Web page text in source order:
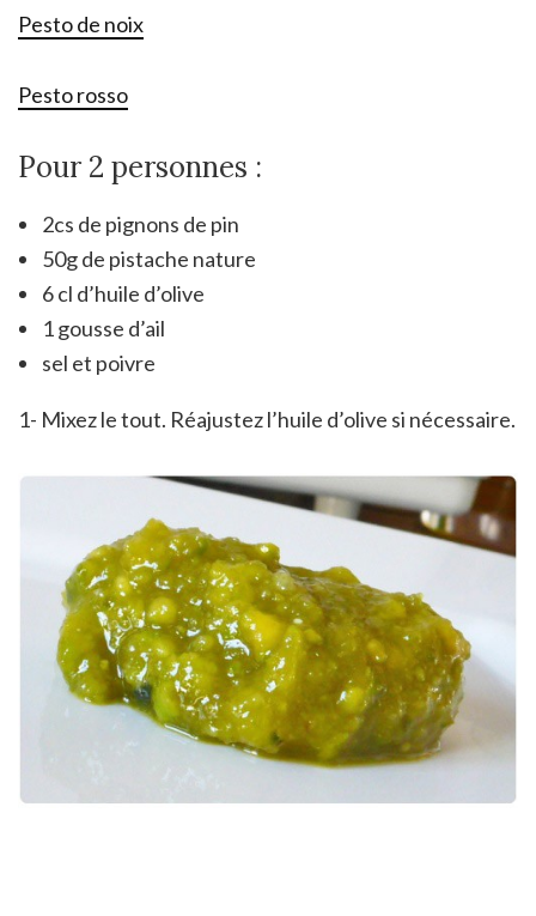
Pesto de noix
Pesto rosso
Pour 2 personnes :
2cs de pignons de pin
50g de pistache nature
6 cl d’huile d’olive
1 gousse d’ail
sel et poivre
1- Mixez le tout. Réajustez l’huile d’olive si nécessaire.